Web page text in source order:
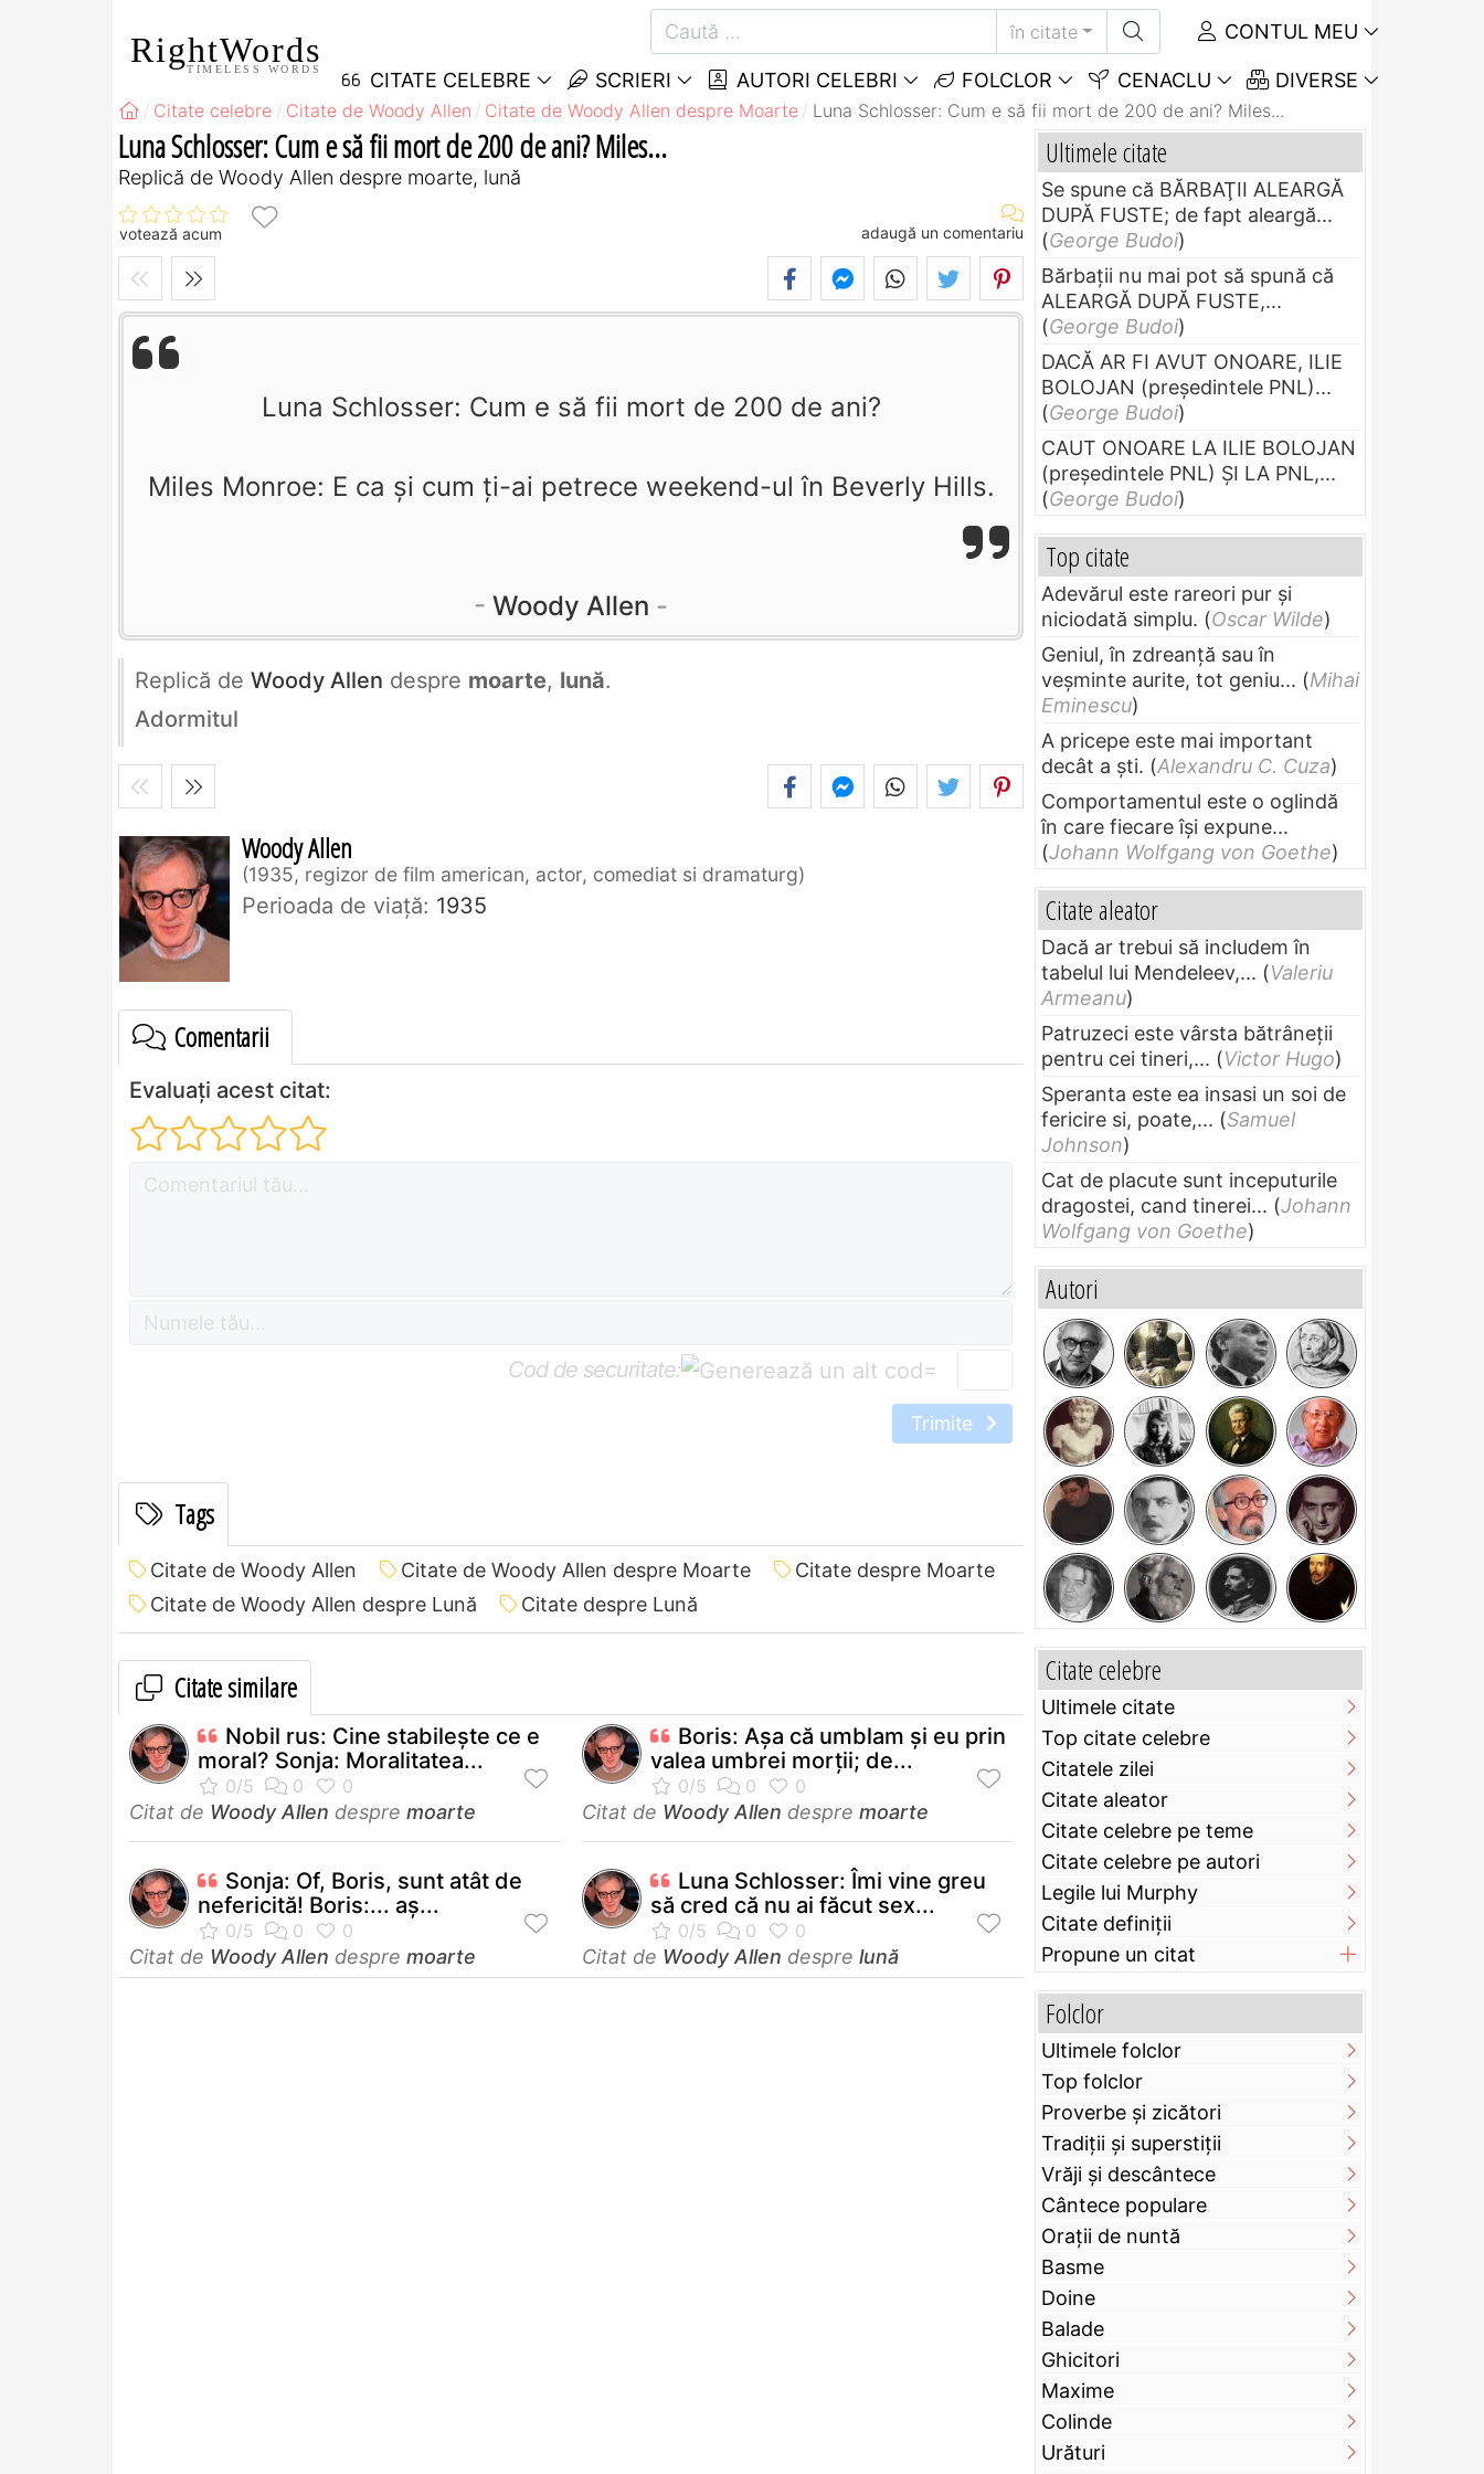
RightWords
TIMELESS WORDS
în citate CONTUL MEU
CITATE CELEBRE SCRIERI AUTORI CELEBRI FOLCLOR CENACLU DIVERSE
Citate celebre Citate de Woody Allen Citate de Woody Allen despre Moarte Luna Schlosser: Cum e să fii mort de 200 de ani? Miles...
Luna Schlosser: Cum e să fii mort de 200 de ani? Miles...
Replică de Woody Allen despre moarte, lună
votează acum adaugă un comentariu
Luna Schlosser: Cum e să fii mort de 200 de ani?
Miles Monroe: E ca şi cum ţi-ai petrece weekend-ul în Beverly Hills.
Woody Allen
Replică de Woody Allen despre moarte, lună.
Adormitul
Woody Allen
1935, regizor de film american, actor, comediat si dramaturg
Perioada de viaţă: 1935
Comentarii
Evaluați acest citat:
Cod de securitate: =
Trimite
Tags
Citate de Woody Allen Citate de Woody Allen despre Moarte
Citate despre Moarte
Citate de Woody Allen despre Lună
Citate despre Lună
Citate similare
Nobil rus: Cine stabileşte ce e
moral? Sonja: Moralitatea...
Citat de Woody Allen despre moarte
Boris: Aşa că umblam şi eu prin
valea umbrei morţii; de...
Citat de Woody Allen despre moarte
Sonja: Of, Boris, sunt atât de
nefericită! Boris:... aş...
Citat de Woody Allen despre moarte
Luna Schlosser: Îmi vine greu
să cred că nu ai făcut sex...
Citat de Woody Allen despre lună
Ultimele citate
Se spune că BĂRBAŢII ALEARGĂ
DUPĂ FUSTE; de fapt aleargă...
(George Budoi)
Bărbaţii nu mai pot să spună că
ALEARGĂ DUPĂ FUSTE,...
(George Budoi)
DACĂ AR FI AVUT ONOARE, ILIE
BOLOJAN (preşedintele PNL)...
(George Budoi)
CAUT ONOARE LA ILIE BOLOJAN
(preşedintele PNL) ŞI LA PNL,...
(George Budoi)
Top citate
Adevărul este rareori pur și
niciodată simplu. (Oscar Wilde)
Geniul, în zdreanţă sau în
veşminte aurite, tot geniu... (Mihai
Eminescu)
A pricepe este mai important
decât a ști. (Alexandru C. Cuza)
Comportamentul este o oglindă
în care fiecare își expune...
(Johann Wolfgang von Goethe)
Citate aleator
Dacă ar trebui să includem în
tabelul lui Mendeleev,... (Valeriu
Armeanu)
Patruzeci este vârsta bătrâneții
pentru cei tineri,... (Victor Hugo)
Speranta este ea insasi un soi de
fericire si, poate,... (Samuel
Johnson)
Cat de placute sunt inceputurile
dragostei, cand tinerei... (Johann
Wolfgang von Goethe)
Autori
Citate celebre
Ultimele citate
Top citate celebre
Citatele zilei
Citate aleator
Citate celebre pe teme
Citate celebre pe autori
Legile lui Murphy
Citate definiţii
Propune un citat
Folclor
Ultimele folclor
Top folclor
Proverbe și zicători
Tradiții și superstiții
Vrăji și descântece
Cântece populare
Orații de nuntă
Basme
Doine
Balade
Ghicitori
Maxime
Colinde
Urături